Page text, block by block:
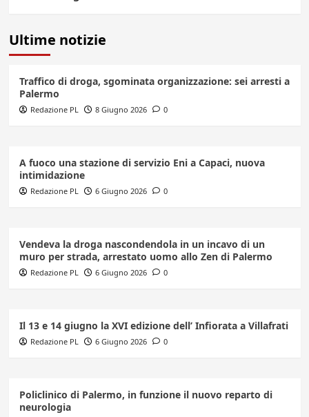
Ultime notizie
Traffico di droga, sgominata organizzazione: sei arresti a
Palermo
Redazione PL 8 Giugno 2026 0
A fuoco una stazione di servizio Eni a Capaci, nuova
intimidazione
Redazione PL 6 Giugno 2026 0
Vendeva la droga nascondendola in un incavo di un
muro per strada, arrestato uomo allo Zen di Palermo
Redazione PL 6 Giugno 2026 0
Il 13 e 14 giugno la XVI edizione dell’ Infiorata a Villafrati
Redazione PL 6 Giugno 2026 0
Policlinico di Palermo, in funzione il nuovo reparto di
neurologia